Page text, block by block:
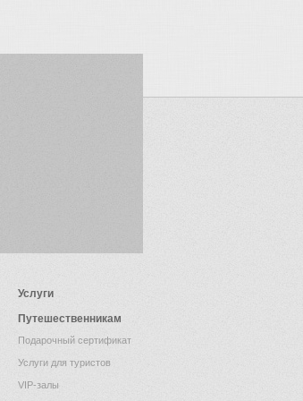
Услуги
Путешественникам
Подарочный сертификат
Услуги для туристов
VIP-залы